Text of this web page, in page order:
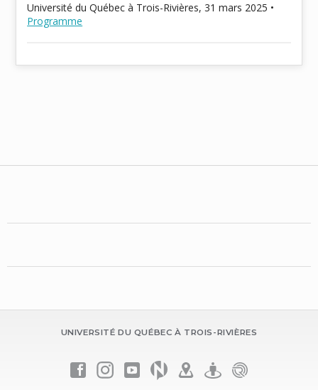
Université du Québec à Trois-Rivières, 31 mars 2025 •
Programme
UNIVERSITÉ DU QUÉBEC À TROIS-RIVIÈRES